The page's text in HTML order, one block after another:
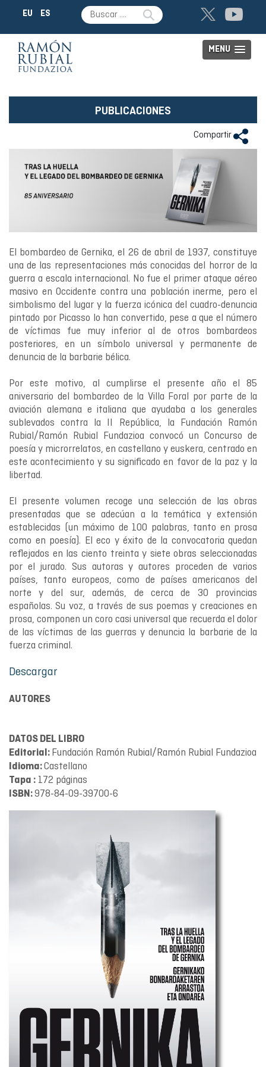
EU ES
MENU
PUBLICACIONES
Compartir
El bombardeo de Gernika, el 26 de abril de 1937, constituye
una de las representaciones más conocidas del horror de la
guerra a escala internacional. No fue el primer ataque aéreo
masivo en Occidente contra una población inerme, pero el
simbolismo del lugar y la fuerza icónica del cuadro-denuncia
pintado por Picasso lo han convertido, pese a que el número
de víctimas fue muy inferior al de otros bombardeos
posteriores, en un símbolo universal y permanente de
denuncia de la barbarie bélica.
Por este motivo, al cumplirse el presente año el 85
aniversario del bombardeo de la Villa Foral por parte de la
aviación alemana e italiana que ayudaba a los generales
sublevados contra la II República, la Fundación Ramón
Rubial/Ramón Rubial Fundazioa convocó un Concurso de
poesía y microrrelatos, en castellano y euskera, centrado en
este acontecimiento y su significado en favor de la paz y la
libertad.
El presente volumen recoge una selección de las obras
presentadas que se adecúan a la temática y extensión
establecidas (un máximo de 100 palabras, tanto en prosa
como en poesía). El eco y éxito de la convocatoria quedan
reflejados en las ciento treinta y siete obras seleccionadas
por el jurado. Sus autoras y autores proceden de varios
países, tanto europeos, como de países americanos del
norte y del sur, además, de cerca de 30 provincias
españolas. Su voz, a través de sus poemas y creaciones en
prosa, componen un coro casi universal que recuerda el dolor
de las víctimas de las guerras y denuncia la barbarie de la
fuerza criminal.
Descargar
AUTORES
DATOS DEL LIBRO
Editorial: Fundación Ramón Rubial/Ramón Rubial Fundazioa
Idioma:Castellano
Tapa : 172 páginas
ISBN:978-84-09-39700-6